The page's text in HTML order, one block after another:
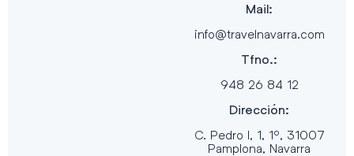
Mail:
info@travelnavarra.com
Tfno.:
948 26 84 12
Dirección:
C. Pedro I, 1, 1º, 31007
Pamplona, Navarra